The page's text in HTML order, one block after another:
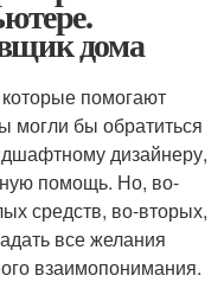
дома
помогают
могли бы обратиться
дизайнеру,
помощь. Но, во-
средств, во-вторых,
все желания
взаимопонимания.